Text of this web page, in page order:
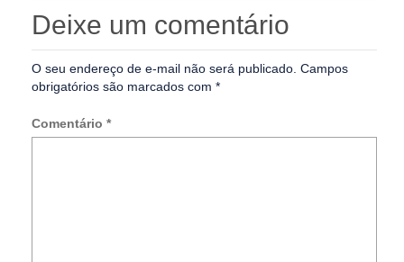
Deixe um comentário
O seu endereço de e-mail não será publicado. Campos
obrigatórios são marcados com *
Comentário *